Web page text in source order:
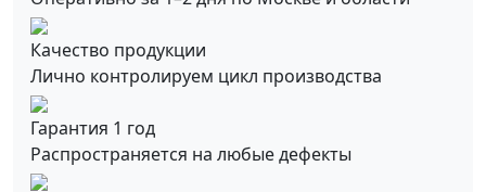
Качество продукции
Лично контролируем цикл производства
Гарантия 1 год
Распространяется на любые дефекты